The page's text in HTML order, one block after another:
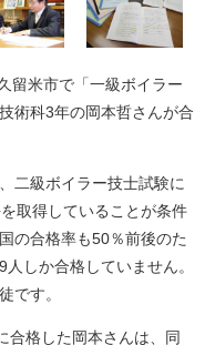
留米市で「一級ボイラー
術科3年の岡本哲さんが合
二級ボイラー技士試験に
取得していることが条件
の合格率も50％前後のた
しか合格していません。
です。
格した岡本さんは、同